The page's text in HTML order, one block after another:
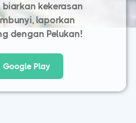
kekerasan
laporkan
dengan Pelukan!
Google Play